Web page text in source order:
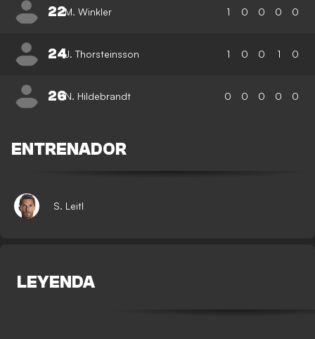
22M. Winkler 1 0 0 0 0
24J. Thorsteinsson 1 0 0 1 0
26N. Hildebrandt 0 0 0 0 0
ENTRENADOR
S. Leitl
LEYENDA